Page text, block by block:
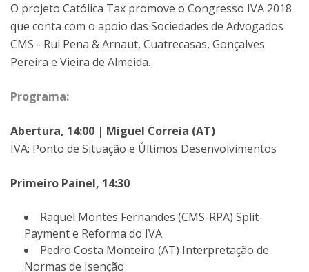
O projeto Católica Tax promove o Congresso IVA 2018
que conta com o apoio das Sociedades de Advogados
CMS - Rui Pena & Arnaut, Cuatrecasas, Gonçalves
Pereira e Vieira de Almeida.
Programa:
Abertura, 14:00 | Miguel Correia (AT)
IVA: Ponto de Situação e Últimos Desenvolvimentos
Primeiro Painel, 14:30
Raquel Montes Fernandes (CMS-RPA) Split-
Payment e Reforma do IVA
Pedro Costa Monteiro (AT) Interpretação de
Normas de Isenção